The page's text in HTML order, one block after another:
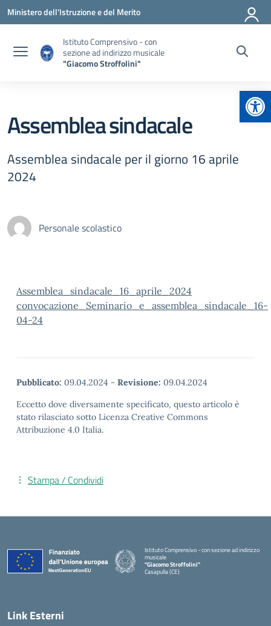
Vai ai contenuti
Vai al menu di navigazione
Vai al footer
Ministero dell'Istruzione e del Merito
Istituto Comprensivo - con
sezione ad indirizzo musicale
"Giacomo Stroffolini"
Assemblea sindacale
Assemblea sindacale per il giorno 16 aprile
2024
Personale scolastico
Assemblea_sindacale_16_aprile_2024
convocazione_Seminario_e_assemblea_sindacale_16-
04-24
Pubblicato: 09.04.2024 - Revisione: 09.04.2024
Eccetto dove diversamente specificato, questo articolo è
stato rilasciato sotto Licenza Creative Commons
Attribuzione 4.0 Italia.
Stampa / Condividi
Istituto Comprensivo - con sezione ad indirizzo
musicale
"Giacomo Stroffolini"
Casapulla (CE)
Link Esterni